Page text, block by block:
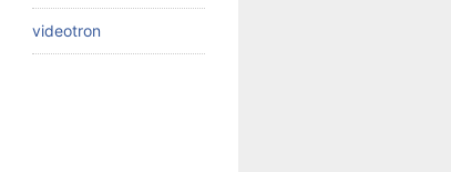
videotron